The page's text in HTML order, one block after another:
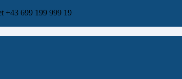
+43 699 199 999 19